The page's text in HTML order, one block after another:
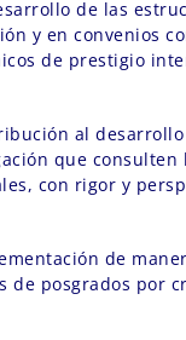
de las
y en convenios
de prestigio
al
que consulten
con rigor y
de
de posgrados por